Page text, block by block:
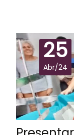
25
Abr/24